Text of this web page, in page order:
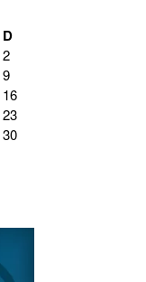
D
2
9
16
23
30